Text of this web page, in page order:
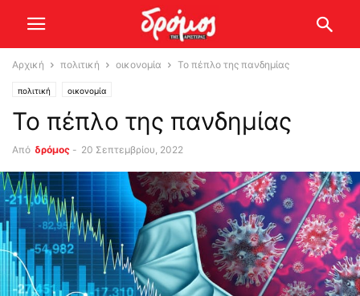
Αρχική πολιτική οικονομία Το πέπλο της πανδημίας
πολιτική οικονομία
Το πέπλο της πανδημίας
Από δρόμος - 20 Σεπτεμβρίου, 2022